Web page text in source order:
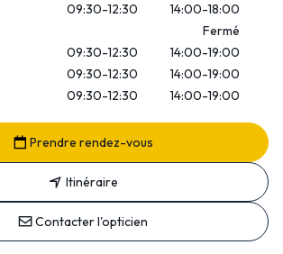
09:30-12:30
14:00-18:00
Fermé
09:30-12:30
14:00-19:00
09:30-12:30
14:00-19:00
09:30-12:30
14:00-19:00
Prendre rendez-vous
Itinéraire
Contacter l'opticien